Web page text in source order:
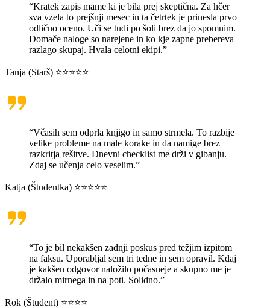
“Kratek zapis mame ki je bila prej skeptična. Za hčer
sva vzela to prejšnji mesec in ta četrtek je prinesla prvo
odlično oceno. Uči se tudi po šoli brez da jo spomnim.
Domače naloge so narejene in ko kje zapne prebereva
razlago skupaj. Hvala celotni ekipi.”
Tanja (Starš) ⭐⭐⭐⭐⭐
“Včasih sem odprla knjigo in samo strmela. To razbije
velike probleme na male korake in da namige brez
razkritja rešitve. Dnevni checklist me drži v gibanju.
Zdaj se učenja celo veselim.”
Katja (Študentka) ⭐⭐⭐⭐⭐
“To je bil nekakšen zadnji poskus pred težjim izpitom
na faksu. Uporabljal sem tri tedne in sem opravil. Kdaj
je kakšen odgovor naložilo počasneje a skupno me je
držalo mirnega in na poti. Solidno.”
Rok (Študent) ⭐⭐⭐⭐